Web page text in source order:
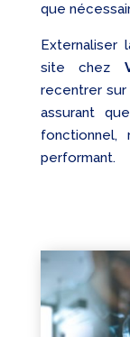
que
Externaliser
site chez
recentrer
assurant
fonctionnel,
performant.